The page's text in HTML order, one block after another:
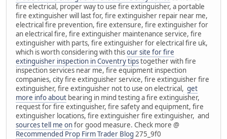
fire electrical, proper way to use fire extinguisher, a portable
fire extinguisher will last for, fire extinguisher repair near me,
electrical fire prevention, fire extensure, fire extinguisher for
an electrical fire, fire extinguisher maintenance service, fire
extinguisher with parts, fire extinguisher for electrical fire uk,
which is worth considering with thisour site for fire
extinguisher inspection in Coventry tipstogether with fire
inspection services near me, fire equipment inspection
companies, city fire extinguisher service, fire extinguisher fire
extinguisher, fire extinguisher not to use on electrical, get
more info about bearing in mind testing a fire extinguisher,
request for fire extinguisher, fire safety and equipment, fire
extinguisher locations, fire extinguisher fire extinguisher, and
sources tell me onfor good measure. Check more @
Recommended Prop Firm Trader Blog 275_9f0